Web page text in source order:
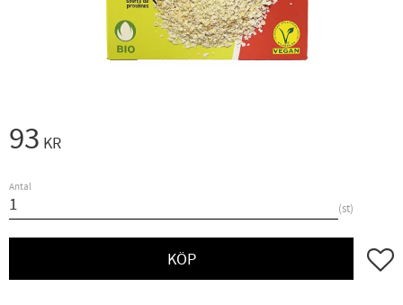
93 KR
Antal
st
KÖP Lägg